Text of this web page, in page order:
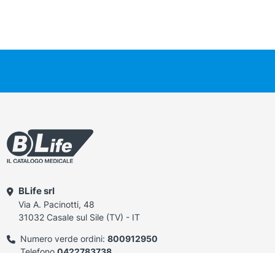
BLife srl
Via A. Pacinotti, 48
31032 Casale sul Sile (TV) - IT
Numero verde ordini: 800912950